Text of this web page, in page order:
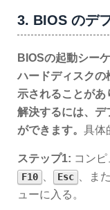
3. BIOS のデ
BIOSの起動シー
ハードディスクの
示されることがあ
解決するには、 デ
ができます。 具体
ステップ1: コン
F10 Esc 、ま
ューに入る。